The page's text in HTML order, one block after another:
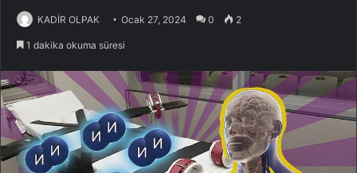
KADİR OLPAK Ocak 27, 2024 0 2
1 dakika okuma süresi